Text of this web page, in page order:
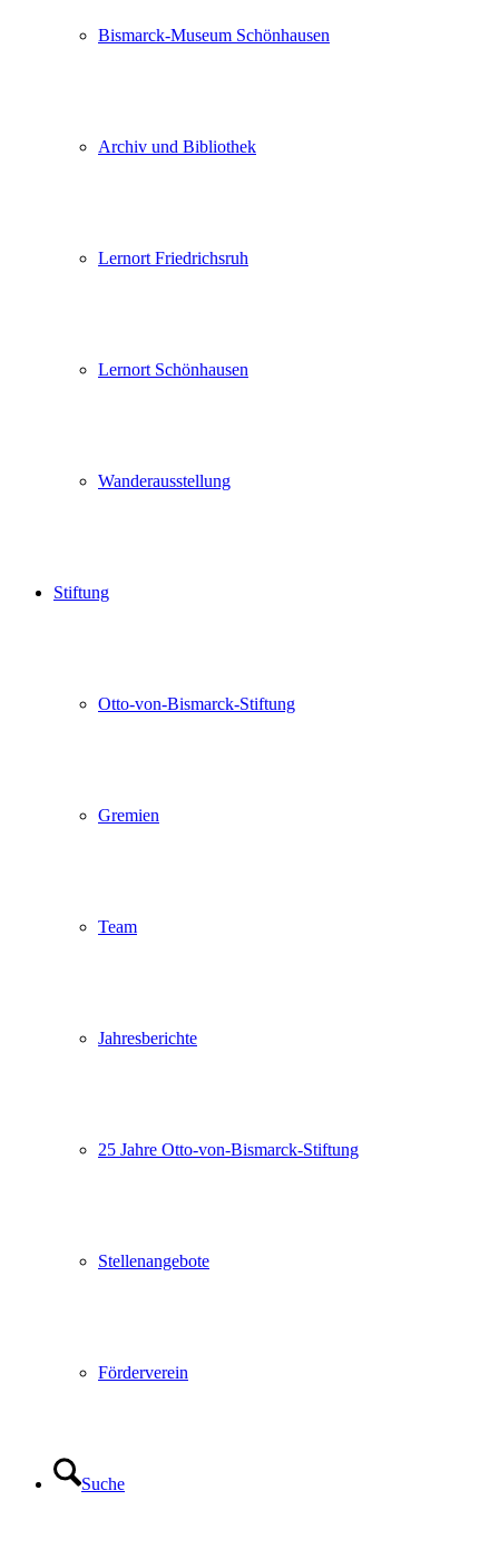
Bismarck-Museum Schönhausen
Archiv und Bibliothek
Lernort Friedrichsruh
Lernort Schönhausen
Wanderausstellung
Stiftung
Otto-von-Bismarck-Stiftung
Gremien
Team
Jahresberichte
25 Jahre Otto-von-Bismarck-Stiftung
Stellenangebote
Förderverein
Suche